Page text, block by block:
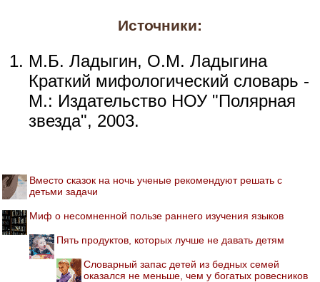
Источники:
М.Б. Ладыгин, О.М. Ладыгина
Краткий мифологический словарь -
М.: Издательство НОУ "Полярная
звезда", 2003.
Вместо сказок на ночь ученые рекомендуют решать с
детьми задачи
Миф о несомненной пользе раннего изучения языков
Пять продуктов, которых лучше не давать детям
Словарный запас детей из бедных семей
оказался не меньше, чем у богатых ровесников